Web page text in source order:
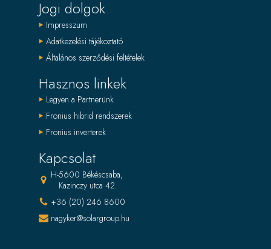
Jogi dolgok
Impresszum
Adatkezelési tájékoztató
Általános szerződési feltételek
Hasznos linkek
Legyen a Partnerünk
Fronius hibrid rendszerek
Fronius inverterek
Kapcsolat
H-5600 Békéscsaba,
Kazinczy utca 42.
+36 (20) 246 8600
nagyker@solargroup.hu